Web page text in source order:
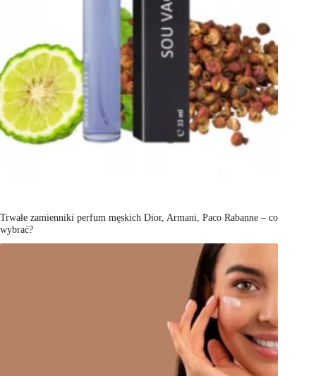
Trwałe zamienniki perfum męskich Dior, Armani, Paco Rabanne – co
wybrać?